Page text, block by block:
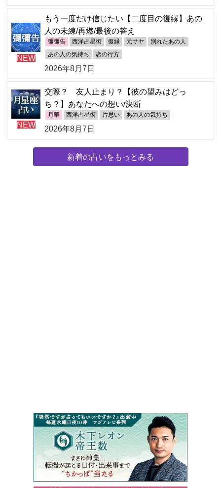
NEW
もう一度だけ信じたい【二度目の復縁】あの
人の未練/再燃/最後の答え
彌彌告 西洋占星術 復縁 元サヤ 別れたあの人
あの人の気持ち 恋の行方
2026年8月7日
NEW
交際？ 友人止まり？【彼の望みはどっ
ち？】あなたへの想い/決断
月華 西洋占星術 片思い あの人の気持ち
2026年8月7日
新着の占いをもっとみる